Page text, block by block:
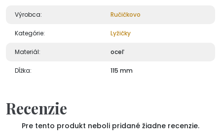
Výrobca: Ručičkovo
Kategórie: Lyžičky
Materiál: oceľ
Dĺžka: 115 mm
Recenzie
Pre tento produkt neboli pridané žiadne recenzie.